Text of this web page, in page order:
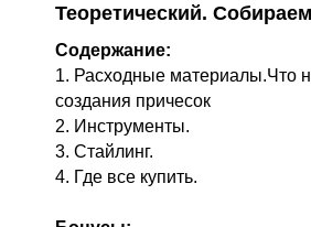
Теоретический.
Содержание:
1. Расходные материалы.Что
создания причесок
2. Инструменты.
3. Стайлинг.
4. Где все купить.